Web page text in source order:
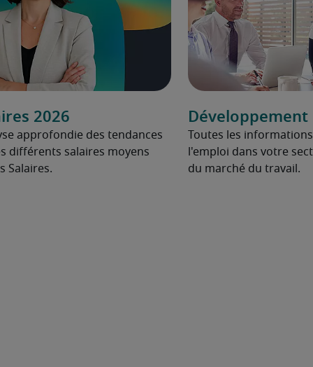
2026
approfondie des tendances
différents salaires moyens
Salaires.
Toutes les
l'emploi dans votre
du marché du travail.